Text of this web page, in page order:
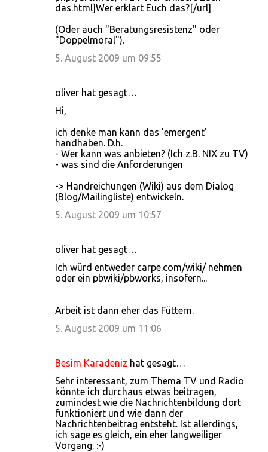
das.html]Wer erklärt Euch das?[/url]
(Oder auch "Beratungsresistenz" oder
"Doppelmoral").
5. August 2009 um 09:55
oliver hat gesagt…
Hi,
ich denke man kann das 'emergent'
handhaben. D.h.
- Wer kann was anbieten? (Ich z.B. NIX zu TV)
- was sind die Anforderungen
-> Handreichungen (Wiki) aus dem Dialog
(Blog/Mailingliste) entwickeln.
5. August 2009 um 10:57
oliver hat gesagt…
Ich würd entweder carpe.com/wiki/ nehmen
oder ein pbwiki/pbworks, insofern...
Arbeit ist dann eher das Füttern.
5. August 2009 um 11:06
Besim Karadeniz hat gesagt…
Sehr interessant, zum Thema TV und Radio
könnte ich durchaus etwas beitragen,
zumindest wie die Nachrichtenbildung dort
funktioniert und wie dann der
Nachrichtenbeitrag entsteht. Ist allerdings,
ich sage es gleich, ein eher langweiliger
Vorgang. :-)